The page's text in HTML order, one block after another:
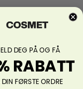
DEG PÅ OG FÅ
RABATT
DIN FØRSTE ORDRE